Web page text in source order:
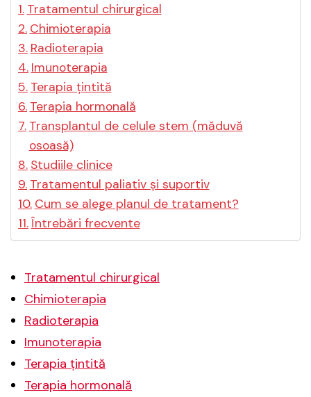
Tratamentul chirurgical
Chimioterapia
Radioterapia
Imunoterapia
Terapia țintită
Terapia hormonală
Transplantul de celule stem (măduvă
osoasă)
Studiile clinice
Tratamentul paliativ și suportiv
Cum se alege planul de tratament?
Întrebări frecvente
Tratamentul chirurgical
Chimioterapia
Radioterapia
Imunoterapia
Terapia țintită
Terapia hormonală